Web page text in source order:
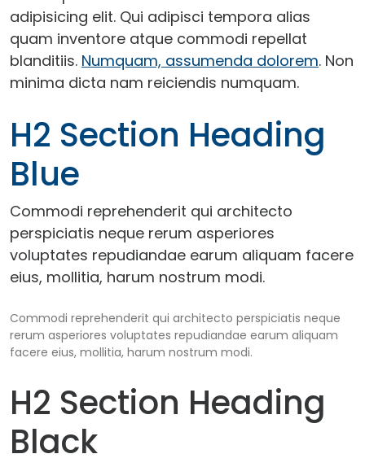
adipisicing elit. Qui adipisci tempora alias
quam inventore atque commodi repellat
blanditiis. Numquam, assumenda dolorem. Non
minima dicta nam reiciendis numquam.
H2 Section Heading
Blue
Commodi reprehenderit qui architecto
perspiciatis neque rerum asperiores
voluptates repudiandae earum aliquam facere
eius, mollitia, harum nostrum modi.
Commodi reprehenderit qui architecto perspiciatis neque
rerum asperiores voluptates repudiandae earum aliquam
facere eius, mollitia, harum nostrum modi.
H2 Section Heading
Black